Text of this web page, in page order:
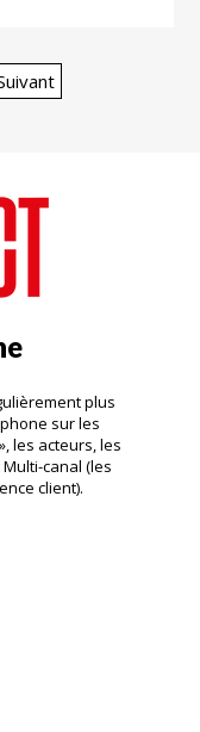
plus
sur les
les acteurs, les
canal (les
client).